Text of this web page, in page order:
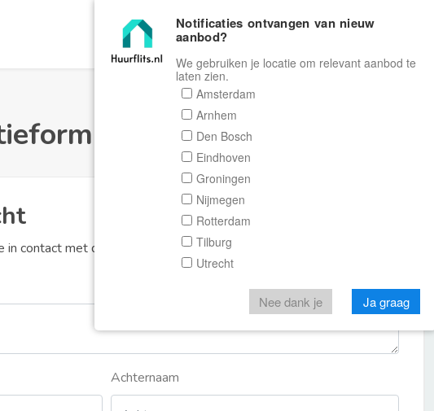
Home Zoeken
Huurflits
contact met de aanbieder of makelaar van de woning.
Achternaam
Notificaties ontvangen van nieuw
aanbod?
We gebruiken je locatie om relevant aanbod te
laten zien.
Amsterdam
Arnhem
Den Bosch
Eindhoven
Groningen
Nijmegen
Rotterdam
Tilburg
Utrecht
Nee dank je Ja graag